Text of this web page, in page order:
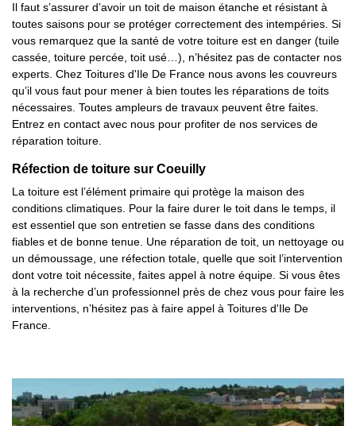
Il faut s’assurer d’avoir un toit de maison étanche et résistant à
toutes saisons pour se protéger correctement des intempéries. Si
vous remarquez que la santé de votre toiture est en danger (tuile
cassée, toiture percée, toit usé…), n’hésitez pas de contacter nos
experts. Chez Toitures d'Ile De France nous avons les couvreurs
qu’il vous faut pour mener à bien toutes les réparations de toits
nécessaires. Toutes ampleurs de travaux peuvent être faites.
Entrez en contact avec nous pour profiter de nos services de
réparation toiture.
Réfection de toiture sur Coeuilly
La toiture est l’élément primaire qui protège la maison des
conditions climatiques. Pour la faire durer le toit dans le temps, il
est essentiel que son entretien se fasse dans des conditions
fiables et de bonne tenue. Une réparation de toit, un nettoyage ou
un démoussage, une réfection totale, quelle que soit l’intervention
dont votre toit nécessite, faites appel à notre équipe. Si vous êtes
à la recherche d’un professionnel près de chez vous pour faire les
interventions, n’hésitez pas à faire appel à Toitures d'Ile De
France.